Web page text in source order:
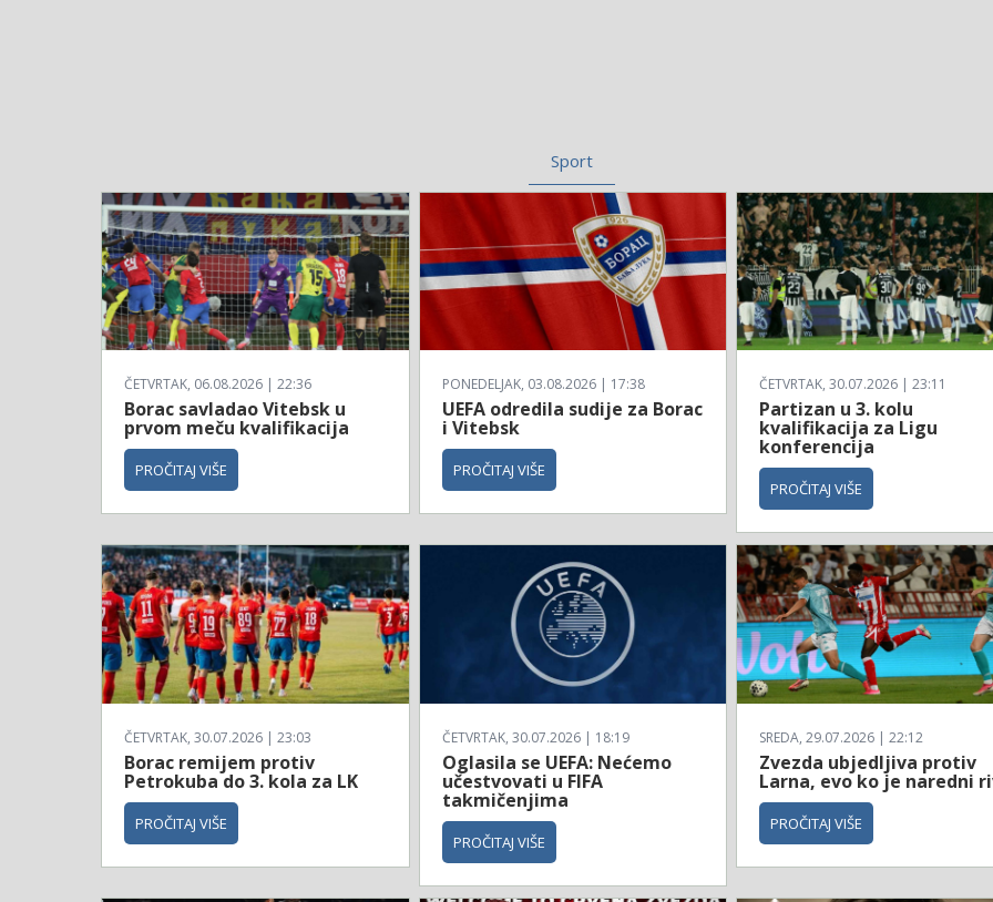
Sport
ČETVRTAK, 06.08.2026 | 22:36
Borac savladao Vitebsk u
prvom meču kvalifikacija
PROČITAJ VIŠE
PONEDELJAK, 03.08.2026 | 17:38
UEFA odredila sudije za Borac
i Vitebsk
PROČITAJ VIŠE
ČETVRTAK, 30.07.2026 | 23:11
Partizan u 3. kolu
kvalifikacija za Ligu
konferencija
PROČITAJ VIŠE
ČETVRTAK, 30.07.2026 | 23:03
Borac remijem protiv
Petrokuba do 3. kola za LK
PROČITAJ VIŠE
ČETVRTAK, 30.07.2026 | 18:19
Oglasila se UEFA: Nećemo
učestvovati u FIFA
takmičenjima
PROČITAJ VIŠE
SREDA, 29.07.2026 | 22:12
Zvezda ubjedljiva protiv
Larna, evo ko je naredni
PROČITAJ VIŠE